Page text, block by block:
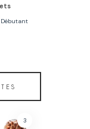
Débutant
3